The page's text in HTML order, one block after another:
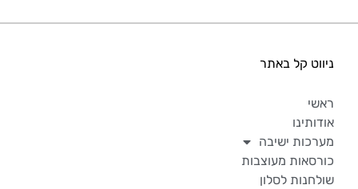
ניווט קל באתר
ראשי
אודותינו
מערכות ישיבה
כורסאות מעוצבות
שולחנות לסלון